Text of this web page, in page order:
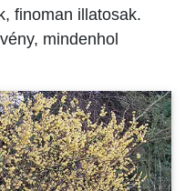
finoman illatosak.
mindenhol